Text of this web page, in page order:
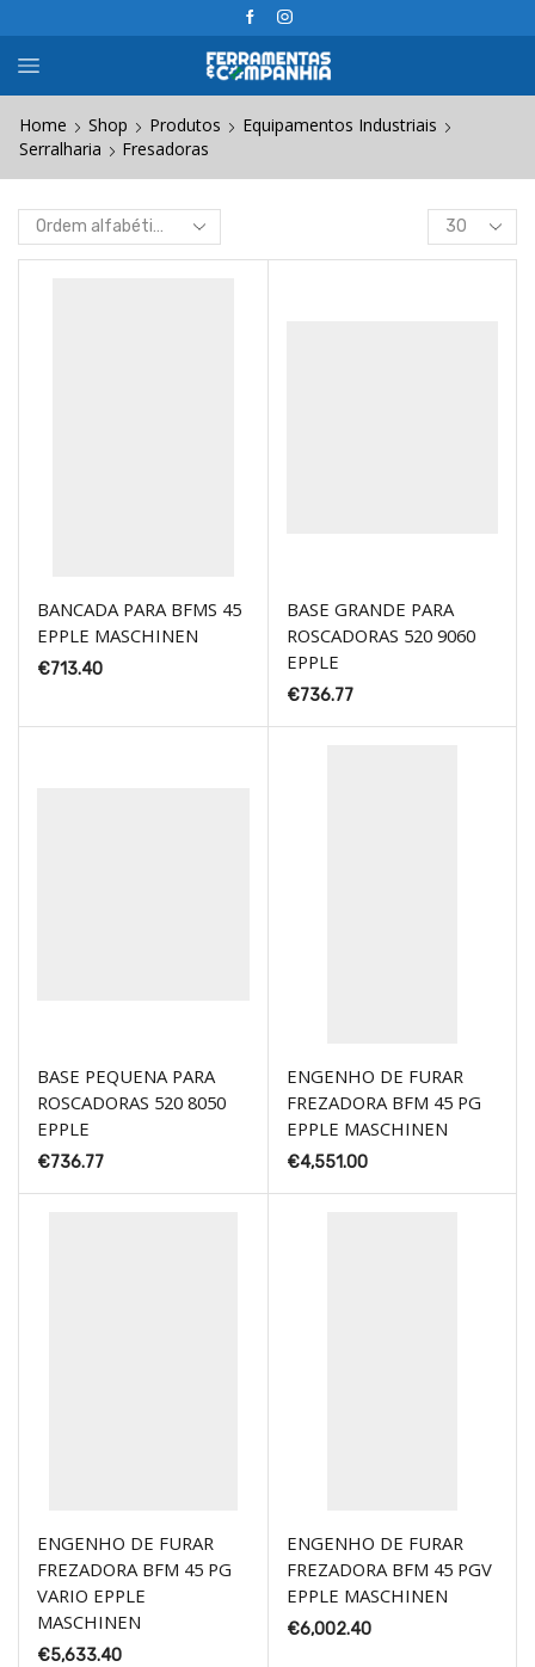
Home Shop Produtos
Equipamentos Industriais
Serralharia
Fresadoras
Products
per
BANCADA PARA BFMS 45
EPPLE MASCHINEN
€713.40
BASE GRANDE PARA
ROSCADORAS 520 9060
EPPLE
€736.77
BASE PEQUENA PARA
ROSCADORAS 520 8050
EPPLE
€736.77
ENGENHO DE FURAR
FREZADORA BFM 45 PG
EPPLE MASCHINEN
€4,551.00
ENGENHO DE FURAR
FREZADORA BFM 45 PG
VARIO EPPLE
MASCHINEN
€5,633.40
ENGENHO DE FURAR
FREZADORA BFM 45 PGV
EPPLE MASCHINEN
€6,002.40